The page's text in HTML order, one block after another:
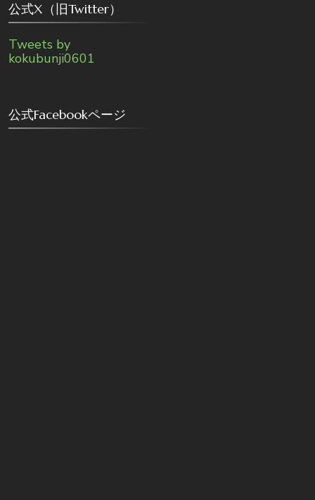
公式X（旧Twitter）
Tweets by
kokubunji0601
公式Facebookページ